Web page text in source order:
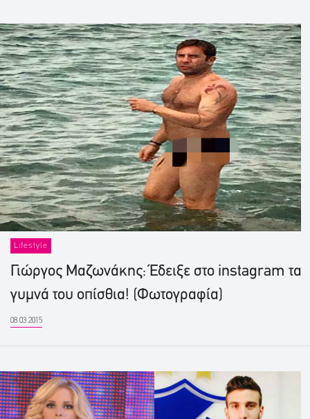
Lifestyle
Γιώργος Μαζωνάκης: Έδειξε στο instagram τα
γυμνά του οπίσθια! (Φωτογραφία)
08.03.2015